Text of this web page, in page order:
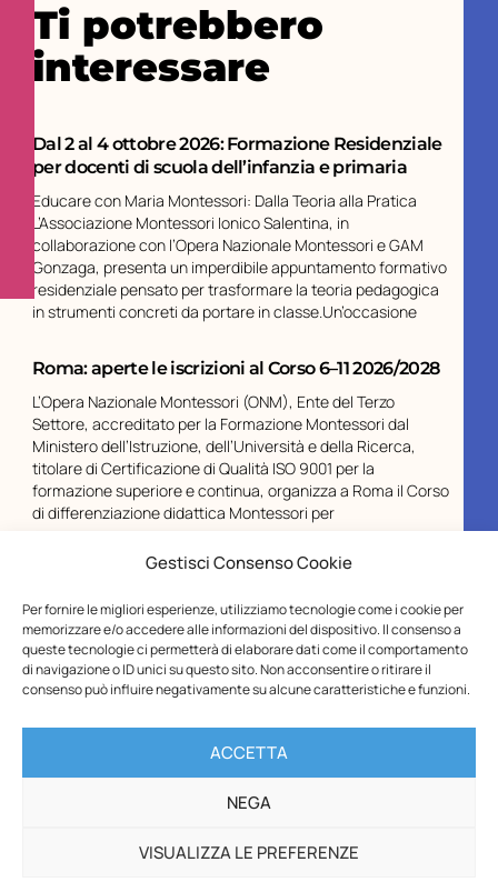
Gestisci Consenso Cookie
Per fornire le migliori esperienze, utilizziamo tecnologie come i cookie per
memorizzare e/o accedere alle informazioni del dispositivo. Il consenso a
queste tecnologie ci permetterà di elaborare dati come il comportamento
di navigazione o ID unici su questo sito. Non acconsentire o ritirare il
consenso può influire negativamente su alcune caratteristiche e funzioni.
ACCETTA
NEGA
VISUALIZZA LE PREFERENZE
Ti potrebbero
interessare
Dal 2 al 4 ottobre 2026: Formazione Residenziale
per docenti di scuola dell’infanzia e primaria
Educare con Maria Montessori: Dalla Teoria alla Pratica
L’Associazione Montessori Ionico Salentina, in
collaborazione con l’Opera Nazionale Montessori e GAM
Gonzaga, presenta un imperdibile appuntamento formativo
residenziale pensato per trasformare la teoria pedagogica
in strumenti concreti da portare in classe.Un’occasione
Roma: aperte le iscrizioni al Corso 6–11 2026/2028
L’Opera Nazionale Montessori (ONM), Ente del Terzo
Settore, accreditato per la Formazione Montessori dal
Ministero dell’Istruzione, dell’Università e della Ricerca,
titolare di Certificazione di Qualità ISO 9001 per la
formazione superiore e continua, organizza a Roma il Corso
di differenziazione didattica Montessori per
Chiusura estiva ONM
Gentilissimi,vi informiamo che gli Uffici dell’Opera Nazionale
Montessori – ETS resteranno chiusi per la pausa estiva dal
10 al 23 agosto, compresi.Le spedizioni riprenderanno a
partire dal 31 agosto.I buoni Carta del Docente inviati
durante il periodo di chiusura saranno